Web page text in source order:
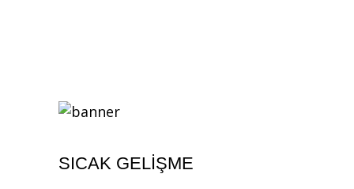
SICAK GELIŞME